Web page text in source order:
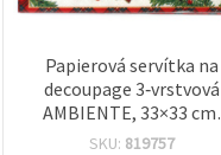
Papierová servítka na
decoupage 3‑vrstvová
AMBIENTE, 33×33 cm,
motív perníčkov – 1 ks
SKU: 819757